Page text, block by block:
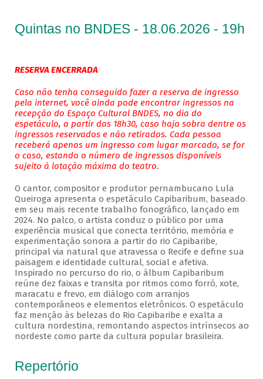
Quintas no BNDES - 18.06.2026 - 19h
RESERVA ENCERRADA
Caso não tenha conseguido fazer a reserva de ingresso
pela internet, você ainda pode encontrar ingressos na
recepção do Espaço Cultural BNDES, no dia do
espetáculo, a partir das 18h30, caso haja sobra dentre os
ingressos reservados e não retirados. Cada pessoa
receberá apenas um ingresso com lugar marcado, se for
o caso, estando o número de ingressos disponíveis
sujeito à lotação máxima do teatro.
O cantor, compositor e produtor pernambucano Lula
Queiroga apresenta o espetáculo Capibaribum, baseado
em seu mais recente trabalho fonográfico, lançado em
2024. No palco, o artista conduz o público por uma
experiência musical que conecta território, memória e
experimentação sonora a partir do rio Capibaribe,
principal via natural que atravessa o Recife e define sua
paisagem e identidade cultural, social e afetiva.
Inspirado no percurso do rio, o álbum Capibaribum
reúne dez faixas e transita por ritmos como forró, xote,
maracatu e frevo, em diálogo com arranjos
contemporâneos e elementos eletrônicos. O espetáculo
faz menção às belezas do Rio Capibaribe e exalta a
cultura nordestina, remontando aspectos intrínsecos ao
nordeste como parte da cultura popular brasileira.
Repertório